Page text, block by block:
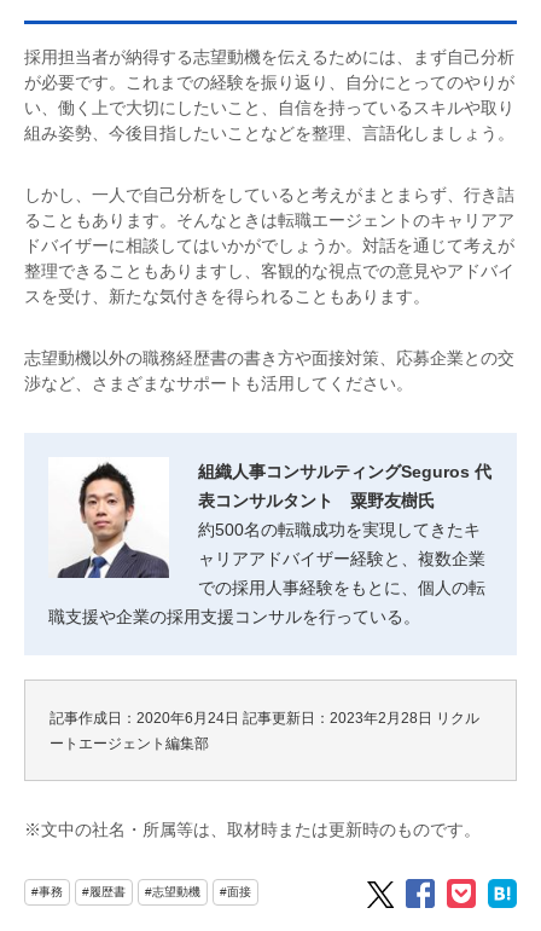
採用担当者が納得する志望動機を伝えるためには、まず自己分析
が必要です。これまでの経験を振り返り、自分にとってのやりが
い、働く上で大切にしたいこと、自信を持っているスキルや取り
組み姿勢、今後目指したいことなどを整理、言語化しましょう。
しかし、一人で自己分析をしていると考えがまとまらず、行き詰
ることもあります。そんなときは転職エージェントのキャリアア
ドバイザーに相談してはいかがでしょうか。対話を通じて考えが
整理できることもありますし、客観的な視点での意見やアドバイ
スを受け、新たな気付きを得られることもあります。
志望動機以外の職務経歴書の書き方や面接対策、応募企業との交
渉など、さまざまなサポートも活用してください。
組織人事コンサルティングSeguros 代
表コンサルタント 粟野友樹氏
約500名の転職成功を実現してきたキ
ャリアアドバイザー経験と、複数企業
での採用人事経験をもとに、個人の転
職支援や企業の採用支援コンサルを行っている。
記事作成日：2020年6月24日 記事更新日：2023年2月28日 リクル
ートエージェント編集部
※文中の社名・所属等は、取材時または更新時のものです。
#事務 #履歴書 #志望動機 #面接